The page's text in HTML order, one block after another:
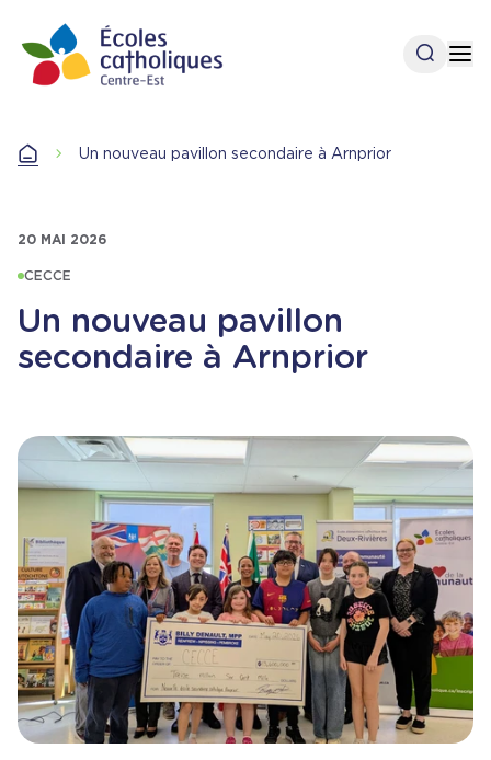
contenu
principal
Ouvrir
AccueilUn nouveau pavillon secondaire à Arnprior
20 MAI 2026
CECCE
Un nouveau pavillon
secondaire à Arnprior